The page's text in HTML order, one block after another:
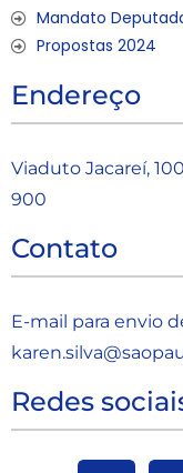
Mandato
Propostas 2024
Endereço
Viaduto Jacareí,
900
Contato
E-mail para envio
Redes